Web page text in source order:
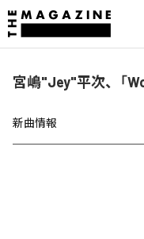
宮嶋"Jey"平次、「
新曲情報